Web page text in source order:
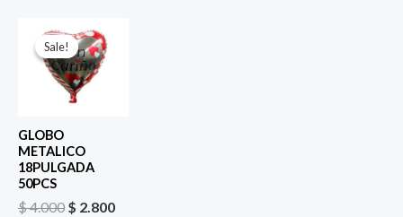
Sale!
Sale!
GLOBO
METALICO
18PULGADA
50PCS
$4.000
precio
original
era:
$ 4.000.
$ 2.800